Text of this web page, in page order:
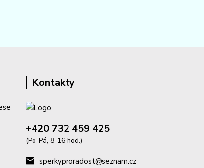
Kontakty
+420 732 459 425
(Po-Pá, 8-16 hod.)
sperkyproradost@seznam.cz